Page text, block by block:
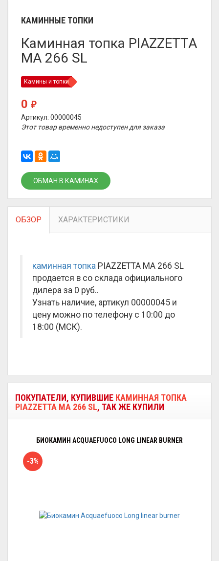
КАМИННЫЕ ТОПКИ
Каминная топка PIAZZETTA
MA 266 SL
Камины и топки
0 ₽
Артикул: 00000045
Этот товар временно недоступен для заказа
ОБМАН В КАМИНАХ
ОБЗОР ХАРАКТЕРИСТИКИ
каминная топка PIAZZETTA MA 266 SL
продается в со склада официального
дилера за 0 руб..
Узнать наличие, артикул 00000045 и
цену можно по телефону с 10:00 до
18:00 (МСК).
ПОКУПАТЕЛИ, КУПИВШИЕ КАМИННАЯ ТОПКА
PIAZZETTA MA 266 SL, ТАК ЖЕ КУПИЛИ
БИОКАМИН ACQUAEFUOCO LONG LINEAR BURNER
-3%